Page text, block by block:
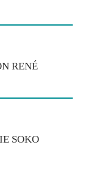
RENÉ
SOKO